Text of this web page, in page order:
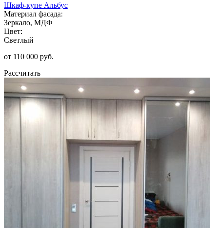
Шкаф-купе Альбус
Материал фасада:
Зеркало, МДФ
Цвет:
Светлый
от 110 000 руб.
Рассчитать